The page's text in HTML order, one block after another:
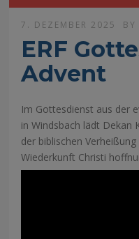
7. DEZEMBER 2025 BY
ERF
Advent
Im Gottesdienst aus der
in Windsbach lädt Dekan
der biblischen
Wiederkunft Christi